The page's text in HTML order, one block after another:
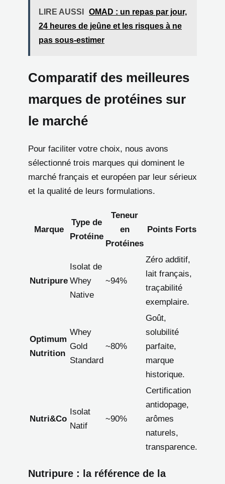
LIRE AUSSI
OMAD : un repas par jour,
24 heures de jeûne et les risques à ne
pas sous-estimer
Comparatif des meilleures
marques de protéines sur
le marché
Pour faciliter votre choix, nous avons
sélectionné trois marques qui dominent le
marché français et européen par leur sérieux
et la qualité de leurs formulations.
Marque
Type de
Protéine
Teneur
en
Protéines
Points Forts
Nutripure
Isolat de
Whey
Native
~94%
Zéro additif,
lait français,
traçabilité
exemplaire.
Optimum
Nutrition
Whey
Gold
Standard
~80%
Goût,
solubilité
parfaite,
marque
historique.
Nutri&Co
Isolat
Natif
~90%
Certification
antidopage,
arômes
naturels,
transparence.
Nutripure : la référence de la